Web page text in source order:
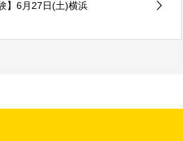
】6月27日(土)横浜